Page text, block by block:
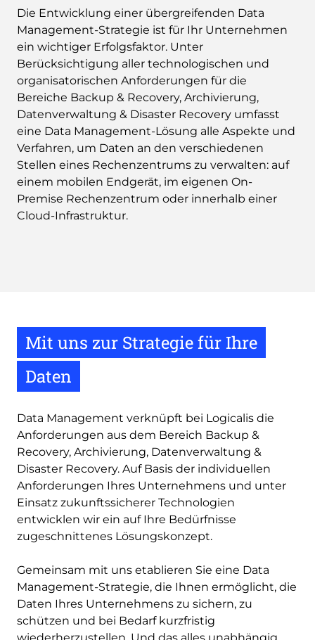
Die Entwicklung einer übergreifenden Data
Management-Strategie ist für Ihr Unternehmen
ein wichtiger Erfolgsfaktor. Unter
Berücksichtigung aller technologischen und
organisatorischen Anforderungen für die
Bereiche Backup & Recovery, Archivierung,
Datenverwaltung & Disaster Recovery umfasst
eine Data Management-Lösung alle Aspekte und
Verfahren, um Daten an den verschiedenen
Stellen eines Rechenzentrums zu verwalten: auf
einem mobilen Endgerät, im eigenen On-
Premise Rechenzentrum oder innerhalb einer
Cloud-Infrastruktur.
Mit uns zur Strategie für Ihre
Daten
Data Management verknüpft bei Logicalis die
Anforderungen aus dem Bereich Backup &
Recovery, Archivierung, Datenverwaltung &
Disaster Recovery. Auf Basis der individuellen
Anforderungen Ihres Unternehmens und unter
Einsatz zukunftssicherer Technologien
entwicklen wir ein auf Ihre Bedürfnisse
zugeschnittenes Lösungskonzept.
Gemeinsam mit uns etablieren Sie eine Data
Management-Strategie, die Ihnen ermöglicht, die
Daten Ihres Unternehmens zu sichern, zu
schützen und bei Bedarf kurzfristig